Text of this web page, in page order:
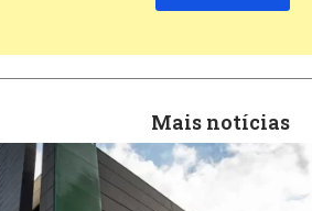
Mais notícias